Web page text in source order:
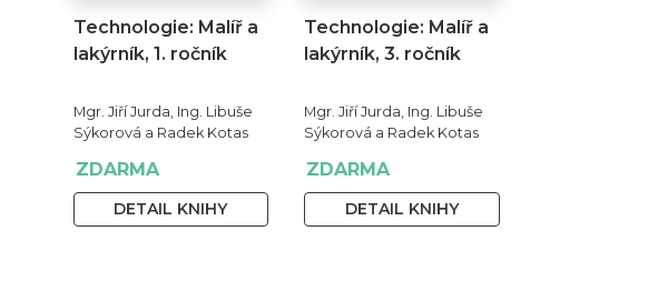
Technologie: Malíř a
lakýrník, 1. ročník
Mgr. Jiří Jurda, Ing. Libuše
Sýkorová a Radek Kotas
ZDARMA
DETAIL KNIHY
Technologie: Malíř a
lakýrník, 3. ročník
Mgr. Jiří Jurda, Ing. Libuše
Sýkorová a Radek Kotas
ZDARMA
DETAIL KNIHY